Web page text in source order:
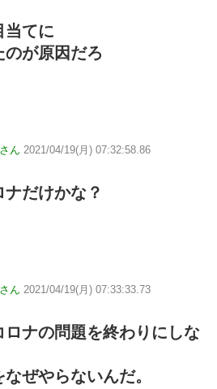
当てに
が原因だろ
ん 2021/04/19(月) 07:32:58.86
だけかな？
ん 2021/04/19(月) 07:33:33.73
ロナの問題を終わりにしな
ぜやらないんだ。